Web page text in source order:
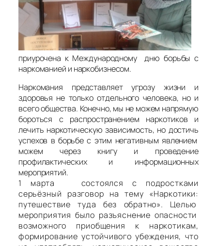
приурочена к Международному дню борьбы с
наркоманией и наркобизнесом.
Наркомания представляет угрозу жизни и
здоровья не только отдельного человека, но и
всего общества. Конечно, мы не можем напрямую
бороться с распространением наркотиков и
лечить наркотическую зависимость, но достичь
успехов в борьбе с этим негативным явлением
можем через книгу и проведение
профилактических и информационных
мероприятий.
1 марта состоялся с подростками
серьёзный разговор на тему «Наркотики:
путешествие туда без обратно». Целью
мероприятия было разъяснение опасности
возможного приобщения к наркотикам,
формирование устойчивого убеждения, что